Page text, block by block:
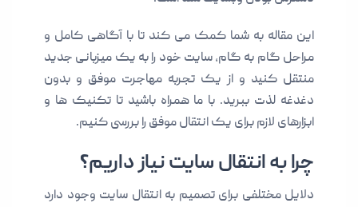
این مقاله به شما کمک می کند تا با آگاهی کامل و
مراحل گام به گام، سایت خود را به یک میزبانی جدید
منتقل کنید و از یک تجربه مهاجرت موفق و بدون
دغدغه لذت ببرید. با ما همراه باشید تا تکنیک ها و
ابزارهای لازم برای یک انتقال موفق را بررسی کنیم.
چرا به انتقال سایت نیاز داریم؟
دلایل مختلفی برای تصمیم به انتقال سایت وجود دارد